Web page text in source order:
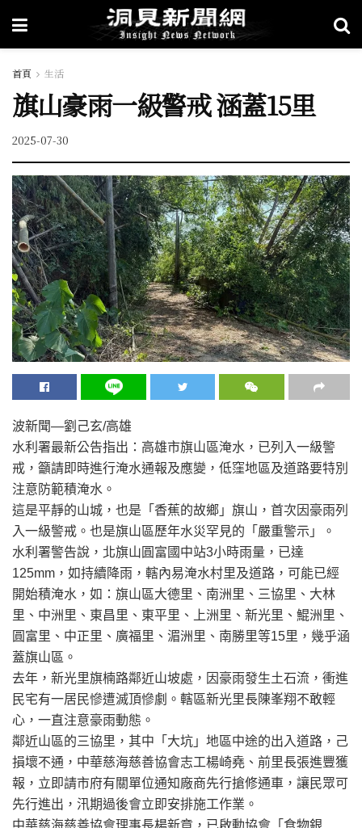
首頁 生活
旗山豪雨一級警戒 涵蓋15里
2025-07-30
波新聞—劉己玄/高雄
水利署最新公告指出：高雄市旗山區淹水，已列入一級警
戒，籲請即時進行淹水通報及應變，低窪地區及道路要特別
注意防範積淹水。
這是平靜的山城，也是「香蕉的故鄉」旗山，首次因豪雨列
入一級警戒。也是旗山區歷年水災罕見的「嚴重警示」。
水利署警告說，北旗山圓富國中站3小時雨量，已達
125mm，如持續降雨，轄內易淹水村里及道路，可能已經
開始積淹水，如：旗山區大德里、南洲里、三協里、大林
里、中洲里、東昌里、東平里、上洲里、新光里、鯤洲里、
圓富里、中正里、廣福里、湄洲里、南勝里等15里，幾乎涵
蓋旗山區。
去年，新光里旗楠路鄰近山坡處，因豪雨發生土石流，衝進
民宅有一居民慘遭滅頂慘劇。轄區新光里長陳峯翔不敢輕
心，一直注意豪雨動態。
鄰近山區的三協里，其中「大坑」地區中途的出入道路，己
損壞不通，中華慈海慈善協會志工楊崎堯、前里長張進豐獲
報，立即請市府有關單位通知廠商先行搶修通車，讓民眾可
先行進出，汛期過後會立即安排施工作業。
中華慈海慈善協會理事長楊新章，已啟動協會「食物銀